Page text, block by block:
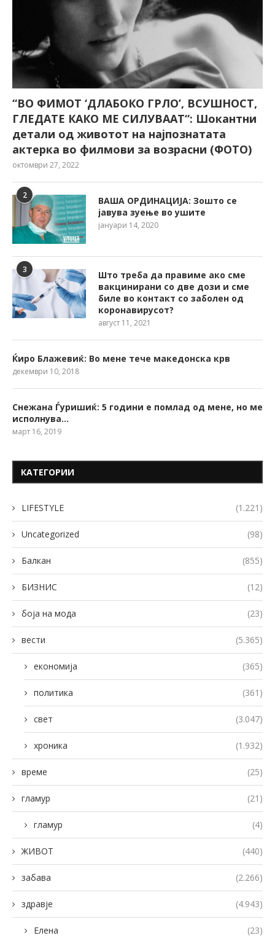
“ВО ФИМОТ ‘ДЛАБОКО ГРЛО’, ВСУШНОСТ,
ГЛЕДАТЕ КАКО МЕ СИЛУВААТ“: Шокантни
детали од животот на најпознатата
актерка во филмови за возрасни (ФОТО)
октомври 27, 2022
2
ВАША ОРДИНАЦИЈА: Зошто се
јавува зуење во ушите
јануари 14, 2020
3
Што треба да правиме ако сме
вакцинирани со две дози и сме
биле во контакт со заболен од
коронавирусот?
август 11, 2021
Ќиро Блажевиќ: Во мене тече македонска крв
декември 10, 2018
Снежана Ѓуришиќ: 5 години е помлад од мене, но ме
исполнува…
март 16, 2019
КАТЕГОРИИ
LIFESTYLE (1.221)
Uncategorized (98)
Балкан (855)
БИЗНИС (12)
боја на мода (23)
вести (5.365)
економија (365)
политика (361)
свет (3.047)
хроника (1.932)
време (25)
гламур (21)
гламур (4)
ЖИВОТ (440)
забава (2.266)
здравје (4.943)
Елена (23)